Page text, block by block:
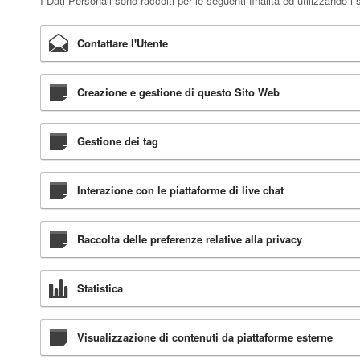
Contattare l'Utente
Creazione e gestione di questo Sito Web
Gestione dei tag
Interazione con le piattaforme di live chat
Raccolta delle preferenze relative alla privacy
Statistica
Visualizzazione di contenuti da piattaforme esterne